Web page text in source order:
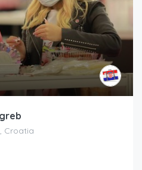
Croatia